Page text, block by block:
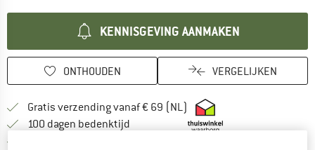
KENNISGEVING AANMAKEN
ONTHOUDEN VERGELIJKEN
Gratis verzending vanaf € 69 (NL) Vind hier de
100 dagen bedenktijd Vind de betalingsinformatie hier!